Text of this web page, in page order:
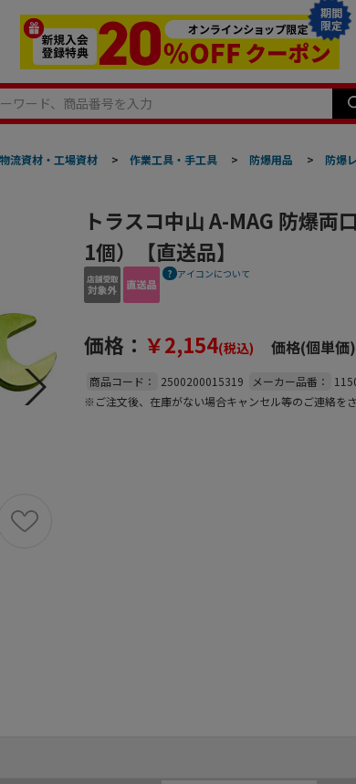
期間
限定
物流資材・工場資材 > 作業工具・手工具 > 防爆用品 > 防爆
トラスコ中山 A-MAG 防爆
1個）【直送品】
アイコンについて
価格： ￥2,154(税込) 価格(個単価)
商品コード： 2500200015319 メーカー品番：
※ご注文後、在庫がない場合キャンセル等のご連絡をさ